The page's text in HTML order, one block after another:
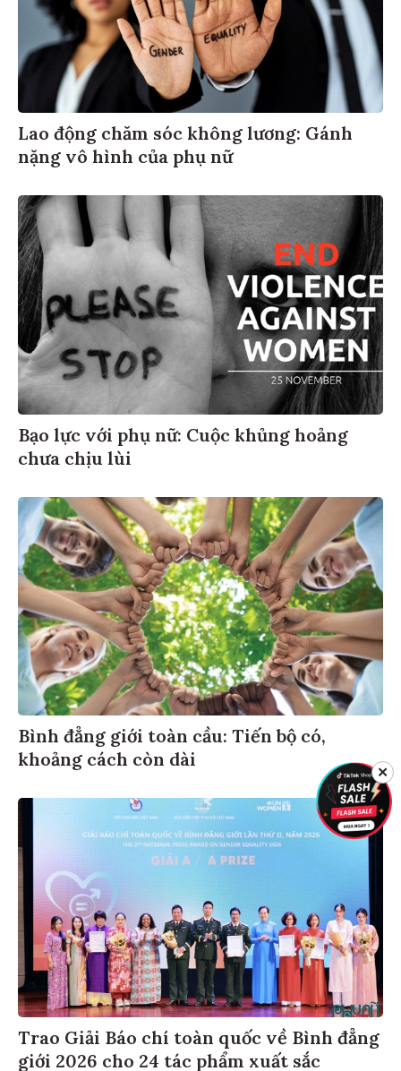
Lao động chăm sóc không lương: Gánh
nặng vô hình của phụ nữ
Bạo lực với phụ nữ: Cuộc khủng hoảng
chưa chịu lùi
Bình đẳng giới toàn cầu: Tiến bộ có,
khoảng cách còn dài
Trao Giải Báo chí toàn quốc về Bình đẳng
giới 2026 cho 24 tác phẩm xuất sắc
✕